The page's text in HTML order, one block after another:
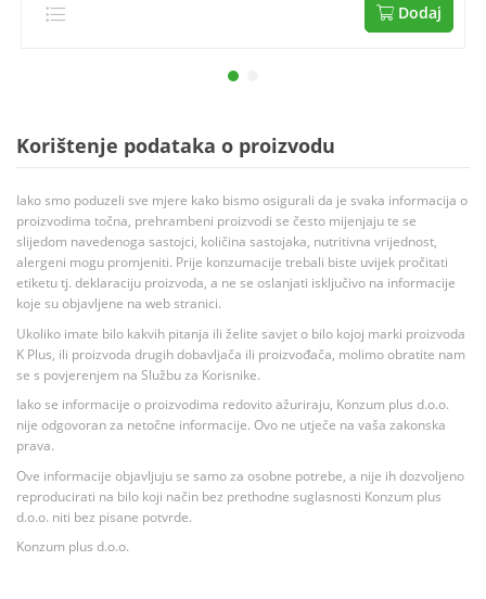
Dodaj
Korištenje podataka o proizvodu
Iako smo poduzeli sve mjere kako bismo osigurali da je svaka informacija o
proizvodima točna, prehrambeni proizvodi se često mijenjaju te se
slijedom navedenoga sastojci, količina sastojaka, nutritivna vrijednost,
alergeni mogu promjeniti. Prije konzumacije trebali biste uvijek pročitati
etiketu tj. deklaraciju proizvoda, a ne se oslanjati isključivo na informacije
koje su objavljene na web stranici.
Ukoliko imate bilo kakvih pitanja ili želite savjet o bilo kojoj marki proizvoda
K Plus, ili proizvoda drugih dobavljača ili proizvođača, molimo obratite nam
se s povjerenjem na Službu za Korisnike.
Iako se informacije o proizvodima redovito ažuriraju, Konzum plus d.o.o.
nije odgovoran za netočne informacije. Ovo ne utječe na vaša zakonska
prava.
Ove informacije objavljuju se samo za osobne potrebe, a nije ih dozvoljeno
reproducirati na bilo koji način bez prethodne suglasnosti Konzum plus
d.o.o. niti bez pisane potvrde.
Konzum plus d.o.o.